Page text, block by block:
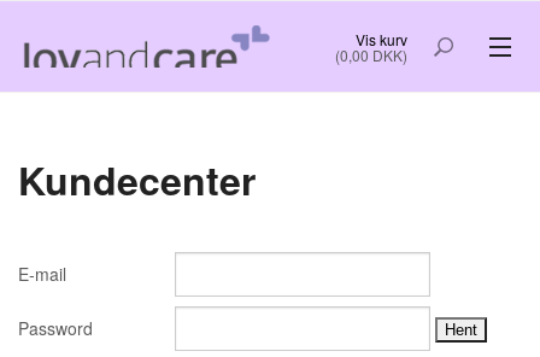
Vis kurv
(0,00 DKK)
RO OG GOD SØVN
NYTTIG INFORMATION OG GODE TIP
Kundecenter
E-mail
Password